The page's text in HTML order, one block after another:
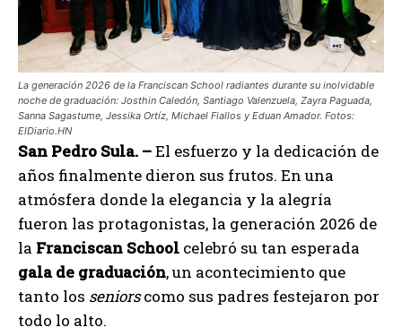
La generación 2026 de la Franciscan School radiantes durante su inolvidable
noche de graduación: Josthin Caledón, Santiago Valenzuela, Zayra Paguada,
Sanna Sagastume, Jessika Ortíz, Michael Fiallos y Eduan Amador. Fotos:
ElDiario.HN
San Pedro Sula. –El esfuerzo y la dedicación de
años finalmente dieron sus frutos. En una
atmósfera donde la elegancia y la alegría
fueron las protagonistas, la generación 2026 de
la Franciscan School celebró su tan esperada
gala de graduación, un acontecimiento que
tanto los seniorscomo sus padres festejaron por
todo lo alto.